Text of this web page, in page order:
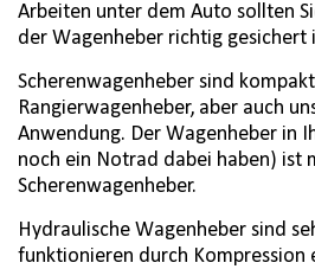
Arbeiten unter dem Auto sollten
der Wagenheber richtig gesichert
Scherenwagenheber sind
Rangierwagenheber, aber auch
Anwendung. Der Wagenheber in
noch ein Notrad dabei haben) ist
Scherenwagenheber.
Hydraulische Wagenheber sind
funktionieren durch Kompression